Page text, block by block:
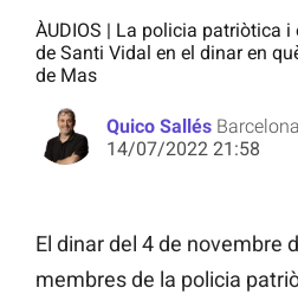
ÀUDIOS | La policia patriòtica
de Santi Vidal en el dinar en
de Mas
Quico Sallés
14/07/2022 21:58
El dinar del 4 de novembre
membres de la policia